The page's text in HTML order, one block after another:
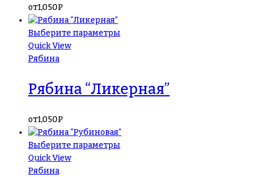
от1,050₽
Выберите параметры
Quick View
Рябина
Рябина “Ликерная”
от1,050₽
Выберите параметры
Quick View
Рябина